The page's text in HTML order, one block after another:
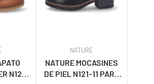
N120-
NATURE
NATURE MOCASINES
DE PIEL N121-11 PARA